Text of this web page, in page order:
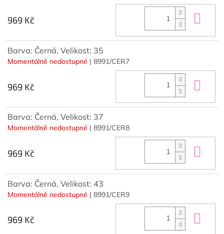
969 Kč
Barva: Černá, Velikost: 35
Momentálně nedostupné | 8991/CER7
969 Kč
Barva: Černá, Velikost: 37
Momentálně nedostupné | 8991/CER8
969 Kč
Barva: Černá, Velikost: 43
Momentálně nedostupné | 8991/CER9
969 Kč